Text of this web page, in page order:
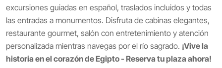
excursiones guiadas en español, traslados incluidos y todas
las entradas a monumentos. Disfruta de cabinas elegantes,
restaurante gourmet, salón con entretenimiento y atención
personalizada mientras navegas por el río sagrado. ¡Vive la
historia en el corazón de Egipto - Reserva tu plaza ahora!